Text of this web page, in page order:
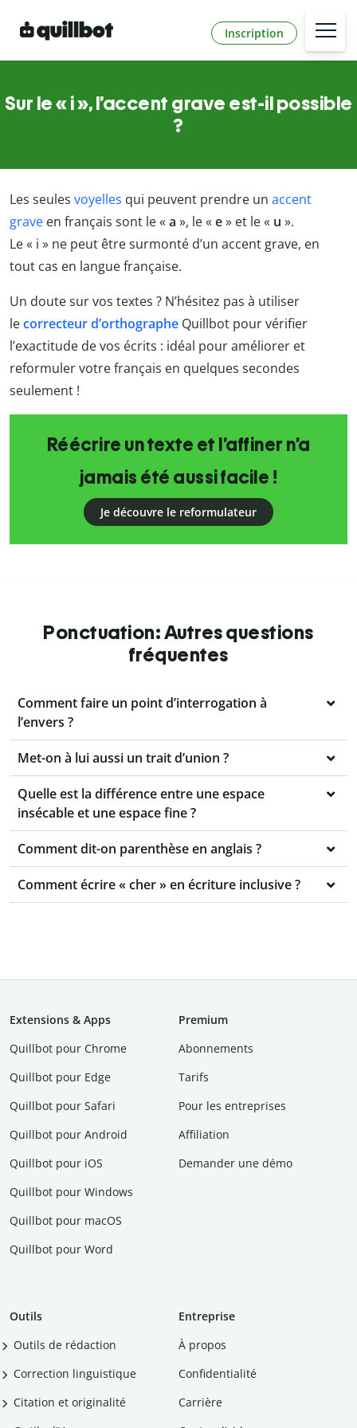
Inscription
Sur le « i », l’accent grave est-il possible
?
Les seules voyelles qui peuvent prendre un accent
grave en français sont le «a », le «e» et le « u ».
Le « i » ne peut être surmonté d’un accent grave, en
tout cas en langue française.
Un doute sur vos textes ? N’hésitez pas à utiliser
lecorrecteur d’orthographe Quillbot pour vérifier
l’exactitude de vos écrits : idéal pour améliorer et
reformuler votre français en quelques secondes
seulement !
Réécrire un texte et l’affiner n’a
jamais été aussi facile !
Je découvre le reformulateur
Ponctuation: Autres questions
fréquentes
Comment faire un point d’interrogation à
l’envers ?
Met-on à lui aussi un trait d’union ?
Quelle est la différence entre une espace
insécable et une espace fine ?
Comment dit-on parenthèse en anglais ?
Comment écrire « cher » en écriture inclusive ?
Extensions & Apps
Quillbot pour Chrome
Quillbot pour Edge
Quillbot pour Safari
Quillbot pour Android
Quillbot pour iOS
Quillbot pour Windows
Quillbot pour macOS
Quillbot pour Word
Premium
Abonnements
Tarifs
Pour les entreprises
Affiliation
Demander une démo
Outils
Outils de rédaction
Correction linguistique
Citation et originalité
Entreprise
À propos
Confidentialité
Carrière